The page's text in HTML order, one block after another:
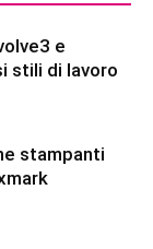
e
stili di lavoro
stampanti